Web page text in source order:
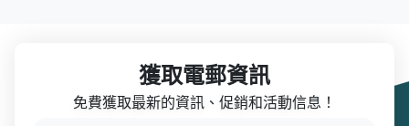
獲取電郵資訊
免費獲取最新的資訊、促銷和活動信息！